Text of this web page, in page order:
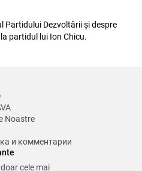
Partidului Dezvoltării și despre
partidul lui Ion Chicu.
Noastre
и комментарии
cele mai